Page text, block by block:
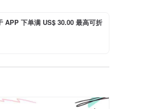
APP 下单满 US$ 30.00 最高可折